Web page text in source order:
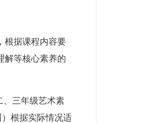
根据课程内容要
解等核心素养的
三年级艺术素
根据实际情况适